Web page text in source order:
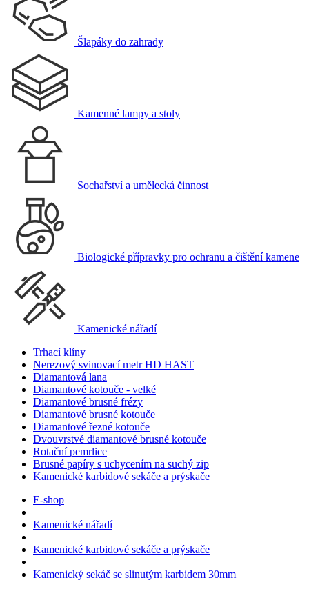
Šlapáky do zahrady
Kamenné lampy a stoly
Sochařství a umělecká činnost
Biologické přípravky pro ochranu a čištění kamene
Kamenické nářadí
Trhací klíny
Nerezový svinovací metr HD HAST
Diamantová lana
Diamantové kotouče - velké
Diamantové brusné frézy
Diamantové brusné kotouče
Diamantové řezné kotouče
Dvouvrstvé diamantové brusné kotouče
Rotační pemrlice
Brusné papíry s uchycením na suchý zip
Kamenické karbidové sekáče a prýskače
E-shop
Kamenické nářadí
Kamenické karbidové sekáče a prýskače
Kamenický sekáč se slinutým karbidem 30mm